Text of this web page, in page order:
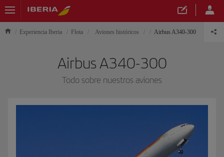
Experiencia Iberia Flota Aviones históricos Airbus A340-300
Airbus A340-300
Todo sobre nuestros aviones